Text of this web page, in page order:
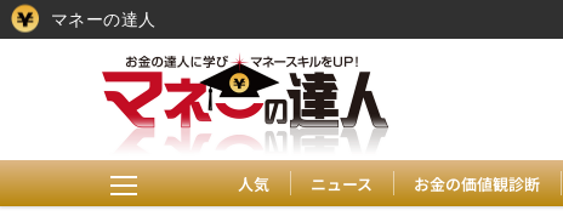
人気 ニュース お金の価値観診断
マネーの達人